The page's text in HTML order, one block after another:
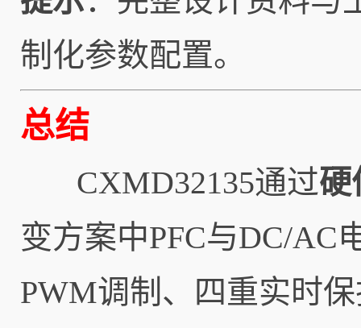
制化参数配置。
总结
CXMD32135通过硬
变方案中PFC与DC/AC
PWM调制、四重实时